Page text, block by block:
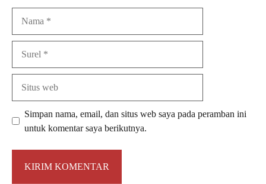
Simpan nama, email, dan situs web saya pada peramban ini
untuk komentar saya berikutnya.